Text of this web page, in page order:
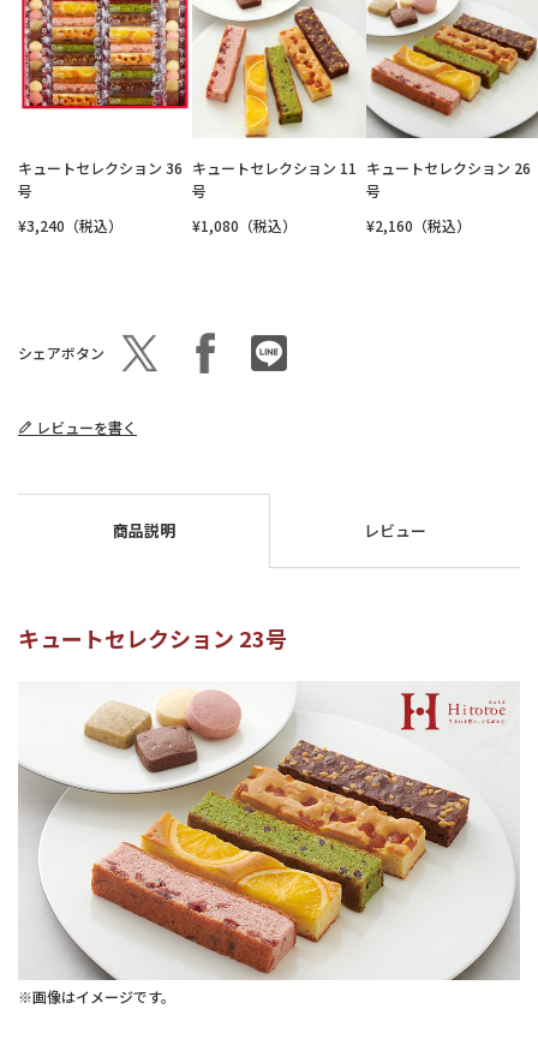
キュートセレクション 36
号
¥3,240（税込）
キュートセレクション 11
号
¥1,080（税込）
キュートセレクション 26
号
¥2,160（税込）
シェアボタン
レビューを書く
商品説明 レビュー
キュートセレクション 23号
※画像はイメージです。